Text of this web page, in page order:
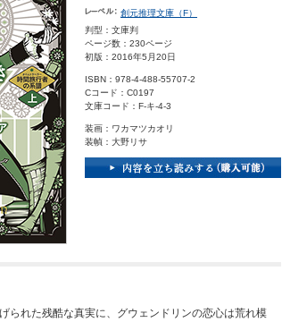
創元推理文庫（F）
判型：文庫判
ページ数：230ページ
初版：2016年5月20日
ISBN：978-4-488-55707-2
Cコード：C0197
文庫コード：F-キ-4-3
装画：ワカマツカオリ
装幀：大野リサ
られた残酷な真実に、グウェンドリンの恋心は荒れ模